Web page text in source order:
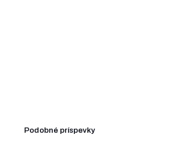
Podobné príspevky